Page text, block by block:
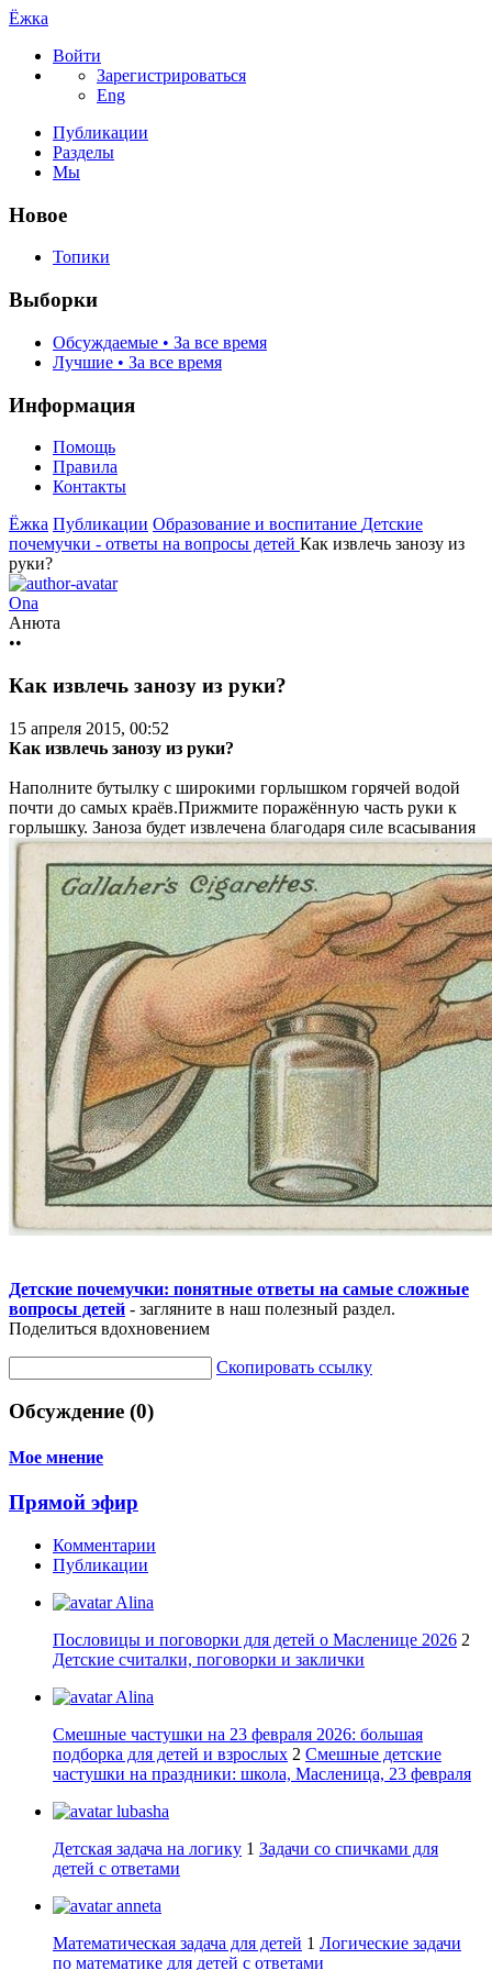
Ёжка
Войти
Зарегистрироваться
Eng
Публикации
Разделы
Мы
Новое
Топики
Выборки
Обсуждаемые • За все время
Лучшие • За все время
Информация
Помощь
Правила
Контакты
Ёжка Публикации Образование и воспитание Детские
почемучки - ответы на вопросы детей Как извлечь занозу из
руки?
Ona
Анюта
••
Как извлечь занозу из руки?
15 апреля 2015, 00:52
Как извлечь занозу из руки?
Наполните бутылку с широкими горлышком горячей водой
почти до самых краёв.Прижмите поражённую часть руки к
горлышку. Заноза будет извлечена благодаря силе всасывания
Детские почемучки: понятные ответы на самые сложные
вопросы детей - загляните в наш полезный раздел.
Поделиться вдохновением
Скопировать ссылку
Обсуждение (0)
Мое мнение
Прямой эфир
Комментарии
Публикации
Alina
Пословицы и поговорки для детей о Масленице 2026 2
Детские считалки, поговорки и заклички
Alina
Смешные частушки на 23 февраля 2026: большая
подборка для детей и взрослых 2 Смешные детские
частушки на праздники: школа, Масленица, 23 февраля
lubasha
Детская задача на логику 1 Задачи со спичками для
детей с ответами
anneta
Математическая задача для детей 1 Логические задачи
по математике для детей с ответами